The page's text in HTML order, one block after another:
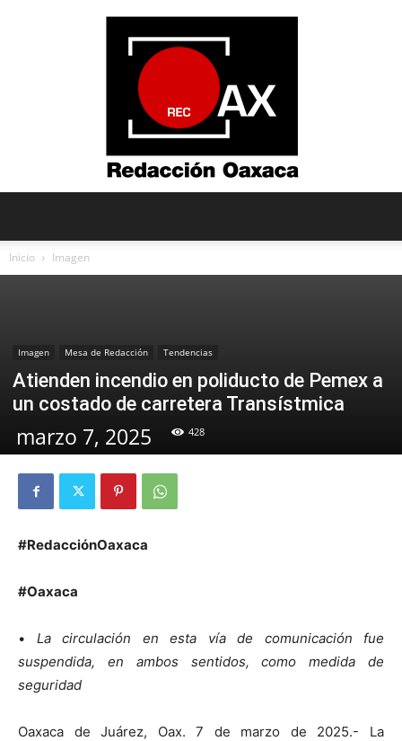
Inicio Imagen
Imagen Mesa de Redacción Tendencias
Atienden incendio en poliducto de Pemex a
un costado de carretera Transístmica
marzo 7, 2025 428
#RedacciónOaxaca
#Oaxaca
• La circulación en esta vía de comunicación fue
suspendida, en ambos sentidos, como medida de
seguridad
Oaxaca de Juárez, Oax. 7 de marzo de 2025.- La